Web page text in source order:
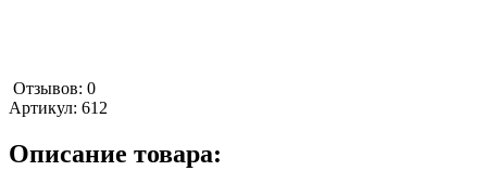
Отзывов: 0
Артикул: 612
Описание товара: